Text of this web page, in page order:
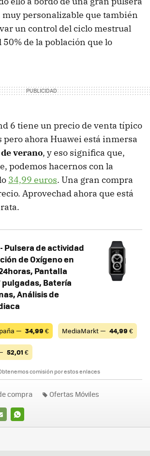
personalizable que también
un control del ciclo mestrual
50% de la población que lo
6 tiene un precio de venta típico
pero ahora Huawei está inmersa
verano, y eso significa que,
podemos hacernos con la
34,99 euros. Una gran compra
Aprovechad ahora que está
Pulsera de actividad
de Oxígeno en
Pantalla
pulgadas, Batería
Análisis de
— 34,99 € MediaMarkt — 44,99 €
52,01 €
comisión por estos enlaces
WHATSAPP
compra Ofertas Móviles